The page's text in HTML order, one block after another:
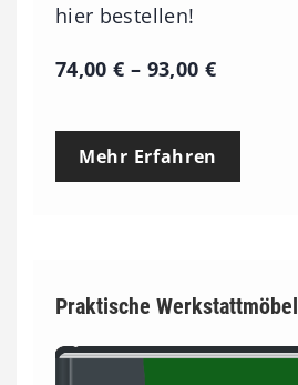
hier bestellen!
74,00€ – 93,00 €P
e
a
n
Mehr Erfahren
Praktische Werkstattmöbel